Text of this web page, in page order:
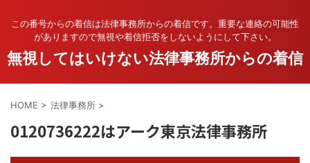
この番号からの着信は法律事務所からの着信です。重要な連絡の可能性
がありますので無視や着信拒否をしないようにして下さい。
無視してはいけない法律事務所からの着信
HOME > 法律事務所 >
0120736222はアーク東京法律事務所